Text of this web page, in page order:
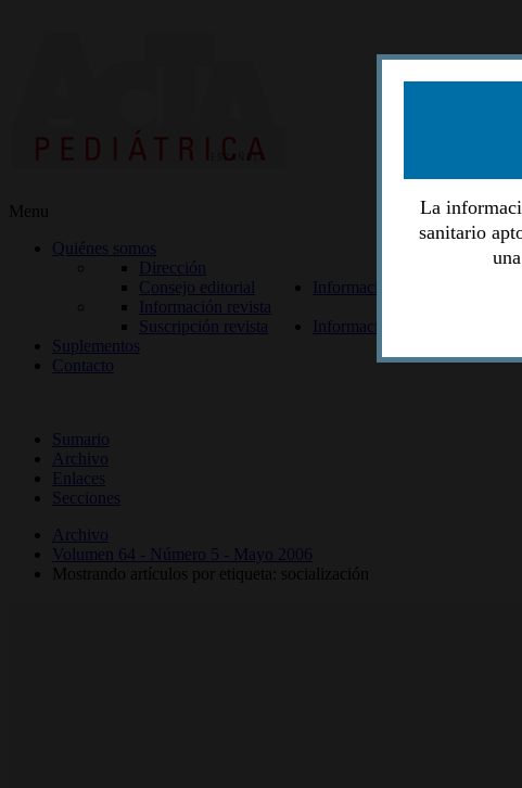
Menu
Quiénes somos
Dirección
Consejo editorial
Información lectores
Información revista
Suscripción revista
Información autores
Suplementos
Contacto
Sumario
Archivo
Enlaces
Secciones
Archivo
Volumen 64 - Número 5 - Mayo 2006
Mostrando artículos por etiqueta: socialización
La
sanitario